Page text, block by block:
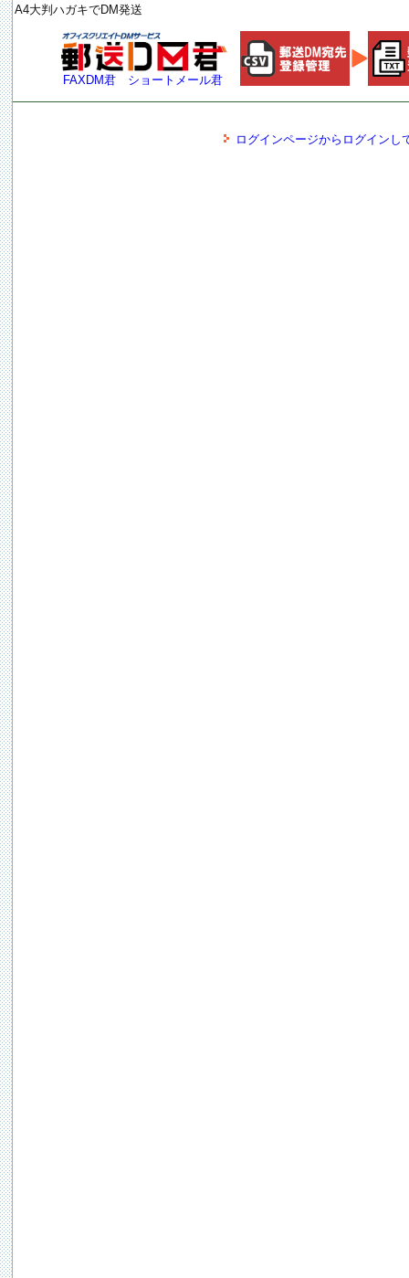
A4大判ハガキでDM発送
FAXDM君 ショートメール君
ログインページからログインし